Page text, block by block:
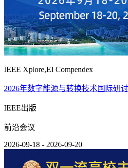
IEEE Xplore,EI Compendex
2026年数字能源与转换技术国际研讨
IEEE出版
前沿会议
2026-09-18 - 2026-09-20